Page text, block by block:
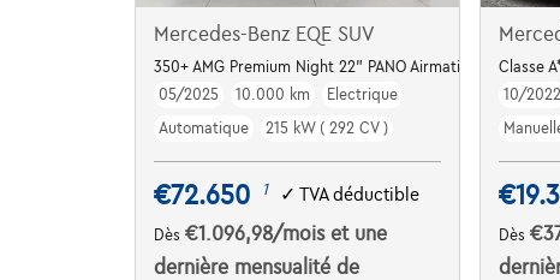
Mercedes-Benz EQE SUV
350+ AMG Premium Night 22" PANO Airmatic Trekhaak
05/2025
10.000 km
Electrique
Automatique
215 kW ( 292 CV )
€72.650 1 ✓ TVA déductible
Dès €1.096,98/mois et une
dernière mensualité de
Classe
10/2022
Dès